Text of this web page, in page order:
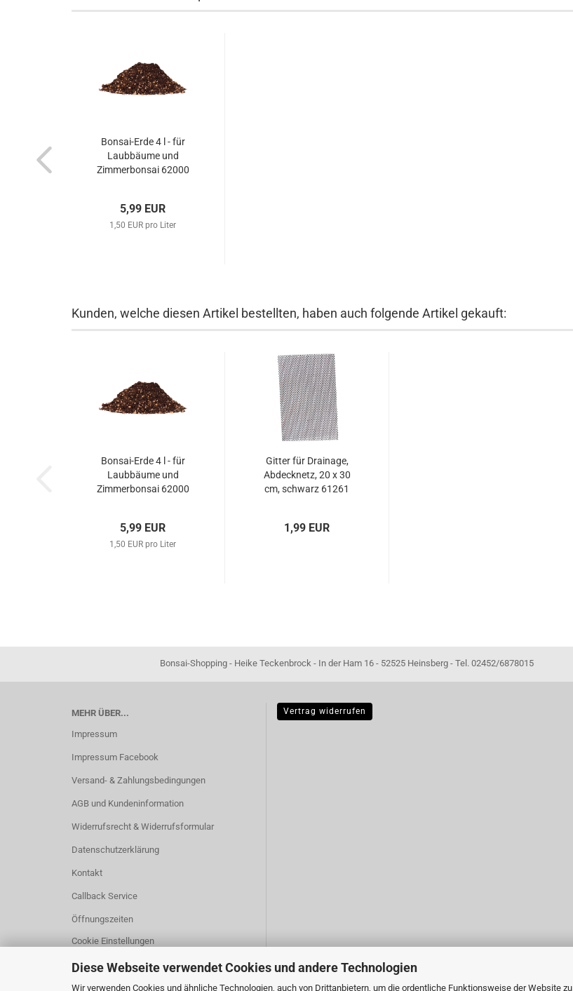
Diese Webseite verwendet Cookies und andere Technologien
Wir verwenden Cookies und ähnliche Technologien, auch von Drittanbietern, um die ordentliche Funktionsweise der Website zu
Bonsai-Erde 4 l - für
Laubbäume und
Zimmerbonsai 62000
5,99 EUR
1,50 EUR pro Liter
Kunden, welche diesen Artikel bestellten, haben auch folgende Artikel gekauft:
Bonsai-Erde 4 l - für
Laubbäume und
Zimmerbonsai 62000
5,99 EUR
1,50 EUR pro Liter
Gitter für Drainage,
Abdecknetz, 20 x 30
cm, schwarz 61261
1,99 EUR
Bonsai-Shopping - Heike Teckenbrock - In der Ham 16 - 52525 Heinsberg - Tel. 02452/6878015
MEHR ÜBER...
Impressum
Impressum Facebook
Versand- & Zahlungsbedingungen
AGB und Kundeninformation
Widerrufsrecht & Widerrufsformular
Datenschutzerklärung
Kontakt
Callback Service
Öffnungszeiten
Cookie Einstellungen
Vertrag widerrufen